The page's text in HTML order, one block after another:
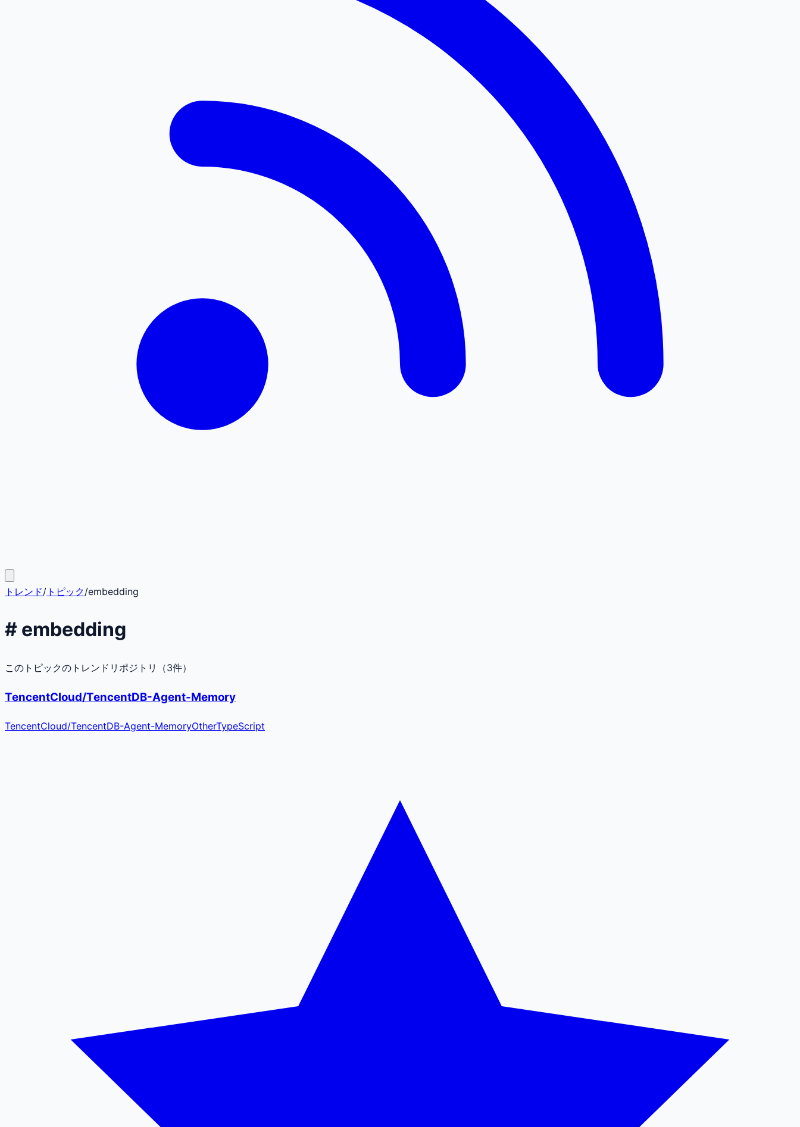
トレンド/ トピック/embedding
# embedding
このトピックのトレンドリポジトリ（3件）
TencentCloud/TencentDB-Agent-Memory
TencentCloud/TencentDB-Agent-MemoryOtherTypeScript